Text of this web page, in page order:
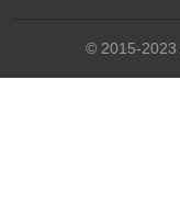
© 2015-2023